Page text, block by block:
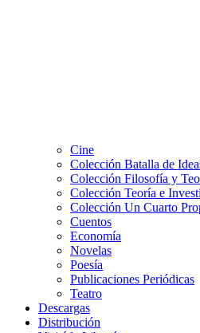
Cine
Colección Batalla de
Colección Filosofía y
Colección Teoría e
Colección Un Cuarto
Cuentos
Economía
Novelas
Poesía
Publicaciones Periódicas
Teatro
Descargas
Distribución